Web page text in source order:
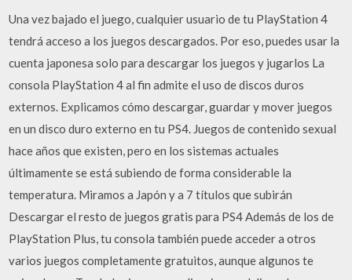
Una vez bajado el juego, cualquier usuario de tu PlayStation 4
tendrá acceso a los juegos descargados. Por eso, puedes usar la
cuenta japonesa solo para descargar los juegos y jugarlos La
consola PlayStation 4 al fin admite el uso de discos duros
externos. Explicamos cómo descargar, guardar y mover juegos
en un disco duro externo en tu PS4. Juegos de contenido sexual
hace años que existen, pero en los sistemas actuales
últimamente se está subiendo de forma considerable la
temperatura. Miramos a Japón y a 7 títulos que subirán
Descargar el resto de juegos gratis para PS4 Además de los de
PlayStation Plus, tu consola también puede acceder a otros
varios juegos completamente gratuitos, aunque algunos te